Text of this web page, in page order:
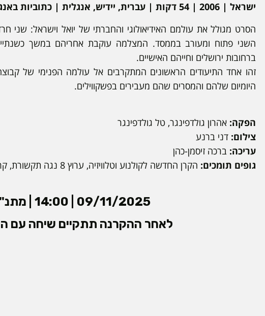
ישראל | 2006 | 54 דקות | עברית, יידיש, אנגלית | כתוביות באנגלית | תיעודי
הסרט מגולל את עולמם האידיאולוגי והחברתי של יואל וישראל: שני
השני פתוח ומעורב בממסד. המצלמה עוקבת אחריהם במשך
ברחובות ירושלים וחייהם האישיים.
זהו אחד התיעודים הראשונים המתקרבים אל עולמה הפנימי של
היומיום שלהם והמסרים שהם מעבירים בפשקווילים.
הפקה: אהרון גולדפינגר, טל גולדפינגר
צילום: דני ברנע
עריכה: ברכה זיסמן-כהן
גופים תומכים: הקרן החדשה לקולנוע וטלוויזיה, ערוץ 8 נגה תקשורת, קרן גשר
09/11/2025 | 14:00 | מתנ"ס שדרות
לאחר ההקרנה תתקיים שיחה עם